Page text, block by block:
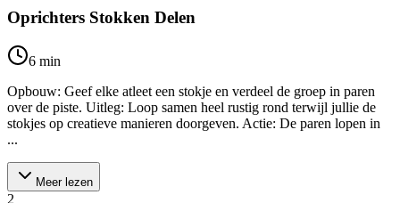
Oprichters Stokken Delen
6 min
Opbouw: Geef elke atleet een stokje en verdeel de groep in paren
over de piste. Uitleg: Loop samen heel rustig rond terwijl jullie de
stokjes op creatieve manieren doorgeven. Actie: De paren lopen in
...
Meer lezen
2